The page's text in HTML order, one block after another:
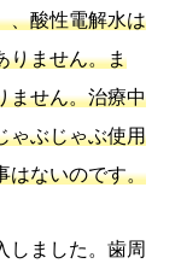
、酸性電解水は
りません。ま
ません。治療中
ゃぶじゃぶ使用
はないのです。
しました。歯周